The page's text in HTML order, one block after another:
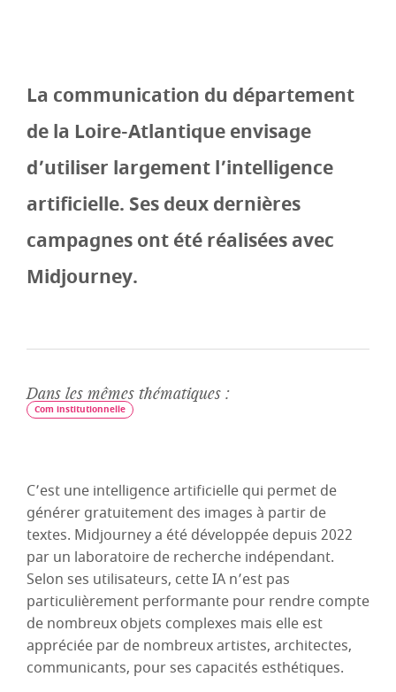
La communication du département
de la Loire-Atlantique envisage
d’utiliser largement l’intelligence
artificielle. Ses deux dernières
campagnes ont été réalisées avec
Midjourney.
Dans les mêmes thématiques :
Com institutionnelle
C’est une intelligence artificielle qui permet de
générer gratuitement des images à partir de
textes. Midjourney a été développée depuis 2022
par un laboratoire de recherche indépendant.
Selon ses utilisateurs, cette IA n’est pas
particulièrement performante pour rendre compte
de nombreux objets complexes mais elle est
appréciée par de nombreux artistes, architectes,
communicants, pour ses capacités esthétiques.